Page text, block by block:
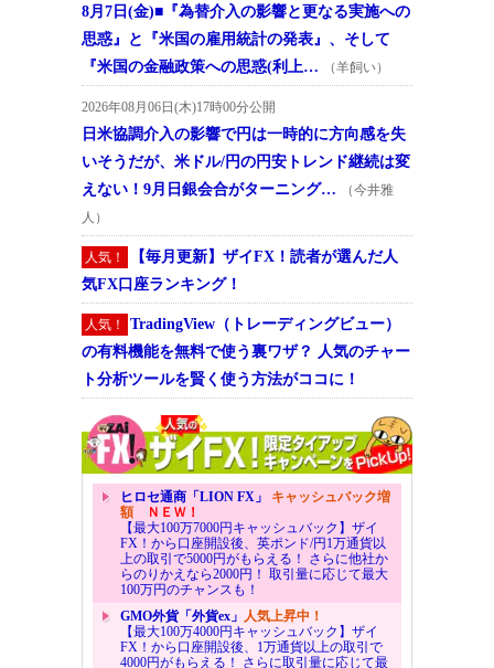
8月7日(金)■『為替介入の影響と更なる実施への
思惑』と『米国の雇用統計の発表』、そして
『米国の金融政策への思惑(利上…
（羊飼い）
2026年08月06日(木)17時00分公開
日米協調介入の影響で円は一時的に方向感を失
いそうだが、米ドル/円の円安トレンド継続は変
えない！9月日銀会合がターニング…
（今井雅
人）
人気！
【毎月更新】ザイFX！読者が選んだ人
気FX口座ランキング！
人気！
TradingView（トレーディングビュー）
の有料機能を無料で使う裏ワザ？ 人気のチャー
ト分析ツールを賢く使う方法がココに！
ヒロセ通商「LION FX」 キャッシュバック増
額ＮＥＷ！
【最大100万7000円キャッシュバック】ザイ
FX！から口座開設後、英ポンド/円1万通貨以
上の取引で5000円がもらえる！ さらに他社か
らのりかえなら2000円！ 取引量に応じて最大
100万円のチャンスも！
GMO外貨「外貨ex」 人気上昇中！
【最大100万4000円キャッシュバック】ザイ
FX！から口座開設後、1万通貨以上の取引で
4000円がもらえる！ さらに取引量に応じて最